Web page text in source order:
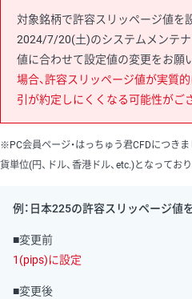
対象銘柄で許容スリッページ値を
2024/7/20(土)のシステムメンテナ
値に合わせて設定値の変更をお願
場合、許容スリッページ値が実質
引が約定しにくくなる可能性がご
※PC会員ページ・はっちゅう君CFDにつき
貨単位(円、ドル、香港ドル、etc.)となってお
例：日本225の許容スリッページ値
■変更前
1(pips)に設定
■変更後